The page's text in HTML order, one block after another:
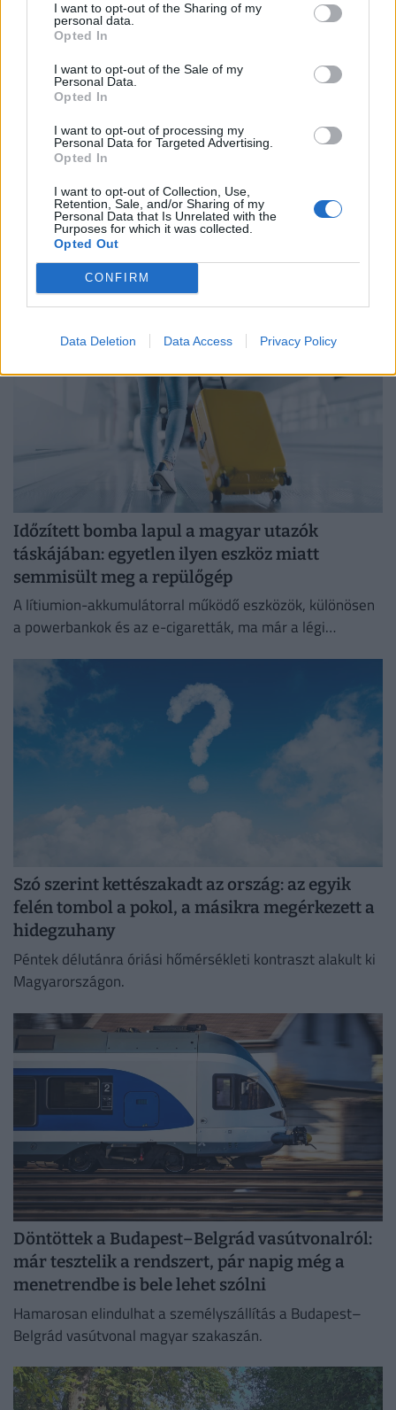
I want to opt-out of the Sharing of my
personal data.
Opted In
I want to opt-out of the Sale of my
Personal Data.
Opted In
I want to opt-out of processing my
Personal Data for Targeted Advertising.
Opted In
I want to opt-out of Collection, Use,
Retention, Sale, and/or Sharing of my
Personal Data that Is Unrelated with the
Purposes for which it was collected.
Opted Out
CONFIRM
Data Deletion Data Access Privacy Policy
Azonnal lezárták a népszerű strandokat:
rettegett élőlény miatt menekülnek a fürdőzők
A hatóságok több strandot is lezártak, miután egyetlen
nap alatt több mint száz csípést regisztráltak.
Időzített bomba lapul a magyar utazók
táskájában: egyetlen ilyen eszköz miatt
semmisült meg a repülőgép
A lítiumion-akkumulátorral működő eszközök, különösen
a powerbankok és az e-cigaretták, ma már a légi
jelentik.
Szó szerint kettészakadt az ország: az egyik
felén tombol a pokol, a másikra megérkezett a
hidegzuhany
Péntek délutánra óriási hőmérsékleti kontraszt alakult ki
Magyarországon.
Döntöttek a Budapest–Belgrád vasútvonalról:
már tesztelik a rendszert, pár napig még a
menetrendbe is bele lehet szólni
Hamarosan elindulhat a személyszállítás a Budapest–
Belgrád vasútvonal magyar szakaszán.